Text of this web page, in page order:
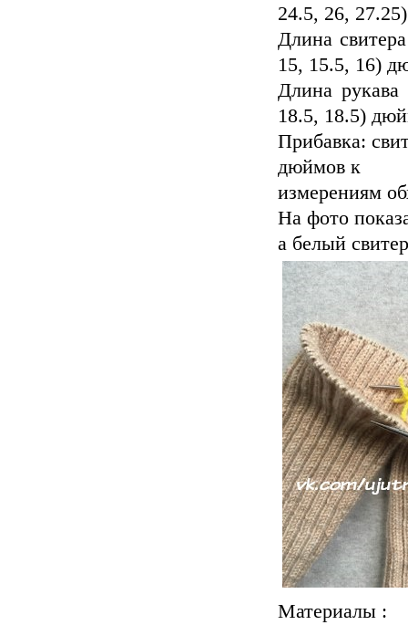
24.5, 26,
Длина
15, 15.5, 16)
Длина
18.5, 18.5)
Прибавка:
дюймов к
измерениям
На фото
а белый
Материалы :